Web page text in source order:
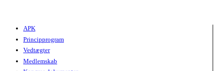
APK
Principprogram
Vedtægter
Medlemskab